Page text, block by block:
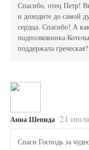
Спасибо, отец Петр!
и доходите до самой
сердца. Спасибо! А
подполковника
поддержала
Анна Шепида 21
Спаси Господь за